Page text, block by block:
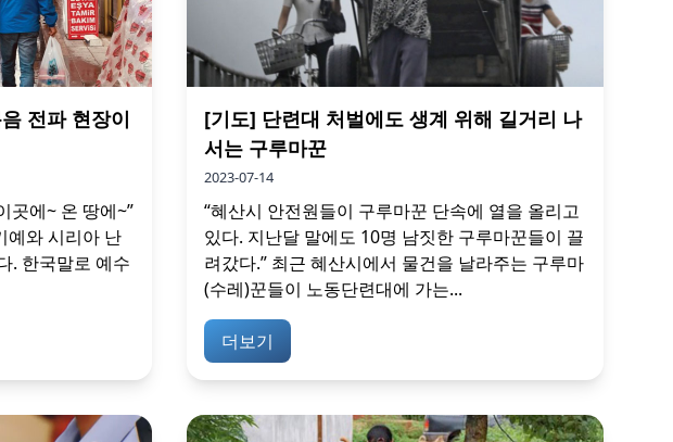
전파 현장이
곳에~ 온 땅에~”
예와 시리아 난
. 한국말로 예수
[기도] 단련대 처벌에도 생계 위해 길거리 나
서는 구루마꾼
2023-07-14
“혜산시 안전원들이 구루마꾼 단속에 열을 올리고
있다. 지난달 말에도 10명 남짓한 구루마꾼들이 끌
려갔다.” 최근 혜산시에서 물건을 날라주는 구루마
(수레)꾼들이 노동단련대에 가는...
더보기